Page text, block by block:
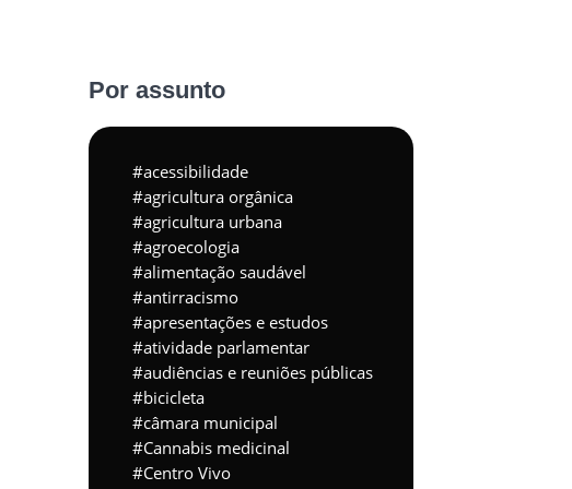
Por assunto
acessibilidade
agricultura orgânica
agricultura urbana
agroecologia
alimentação saudável
antirracismo
apresentações e estudos
atividade parlamentar
audiências e reuniões públicas
bicicleta
câmara municipal
Cannabis medicinal
Centro Vivo